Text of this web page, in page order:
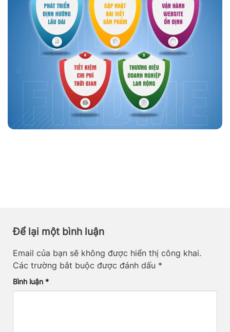
Để lại một bình luận
Email của bạn sẽ không được hiển thị công khai.
Các trường bắt buộc được đánh dấu *
Bình luận *